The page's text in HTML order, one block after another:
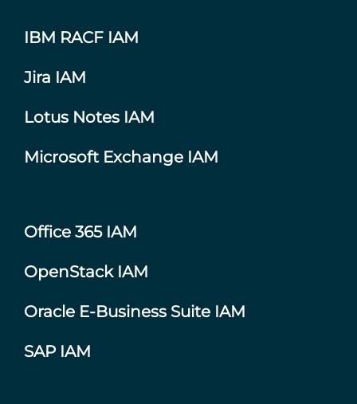
IBM RACF IAM
Jira IAM
Lotus Notes IAM
Microsoft Exchange IAM
Office 365 IAM
OpenStack IAM
Oracle E-Business Suite IAM
SAP IAM